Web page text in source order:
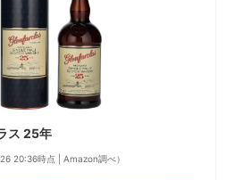
ス 25年
20:36時点 | Amazon調べ）